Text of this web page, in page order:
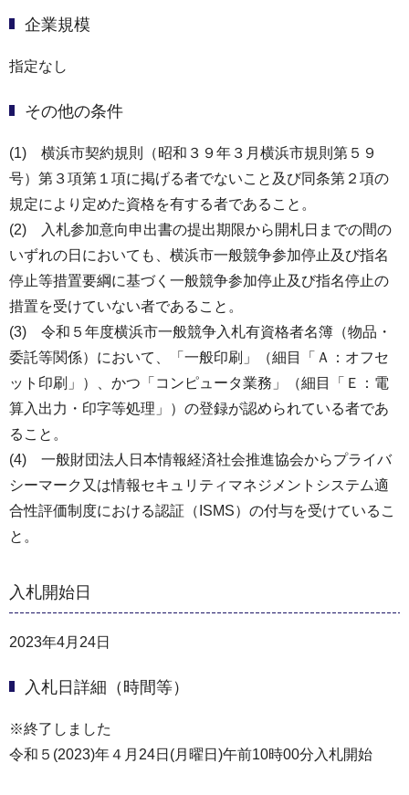
企業規模
指定なし
その他の条件
(1) 横浜市契約規則（昭和３９年３月横浜市規則第５９
号）第３項第１項に掲げる者でないこと及び同条第２項の
規定により定めた資格を有する者であること。
(2) 入札参加意向申出書の提出期限から開札日までの間の
いずれの日においても、横浜市一般競争参加停止及び指名
停止等措置要綱に基づく一般競争参加停止及び指名停止の
措置を受けていない者であること。
(3) 令和５年度横浜市一般競争入札有資格者名簿（物品・
委託等関係）において、「一般印刷」（細目「Ａ：オフセ
ット印刷」）、かつ「コンピュータ業務」（細目「Ｅ：電
算入出力・印字等処理」）の登録が認められている者であ
ること。
(4) 一般財団法人日本情報経済社会推進協会からプライバ
シーマーク又は情報セキュリティマネジメントシステム適
合性評価制度における認証（ISMS）の付与を受けているこ
と。
入札開始日
2023年4月24日
入札日詳細（時間等）
※終了しました
令和５(2023)年４月24日(月曜日)午前10時00分入札開始